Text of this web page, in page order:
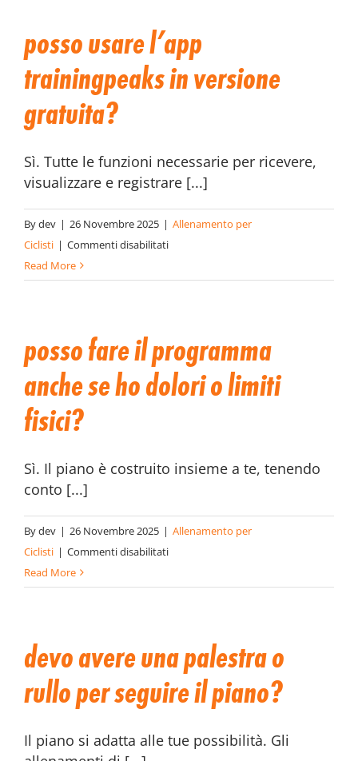
iniziale
obbligatorio?
posso usare l’app
trainingpeaks in versione
gratuita?
Sì. Tutte le funzioni necessarie per ricevere,
visualizzare e registrare [...]
Bydev | 26 Novembre 2025 | Allenamento per
Ciclisti | Commenti disabilitatisu
usare
in
versione
gratuita?
Read More
posso fare il programma
anche se ho dolori o limiti
fisici?
Sì. Il piano è costruito insieme a te, tenendo
conto [...]
Bydev | 26 Novembre 2025 | Allenamento per
Ciclisti | Commenti disabilitatisu
fare
anche
ho
o
Read More
devo avere una palestra o
rullo per seguire il piano?
Il piano si adatta alle tue possibilità. Gli